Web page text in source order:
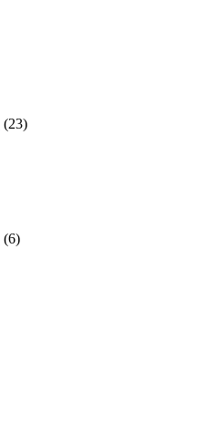
(23)
(6)